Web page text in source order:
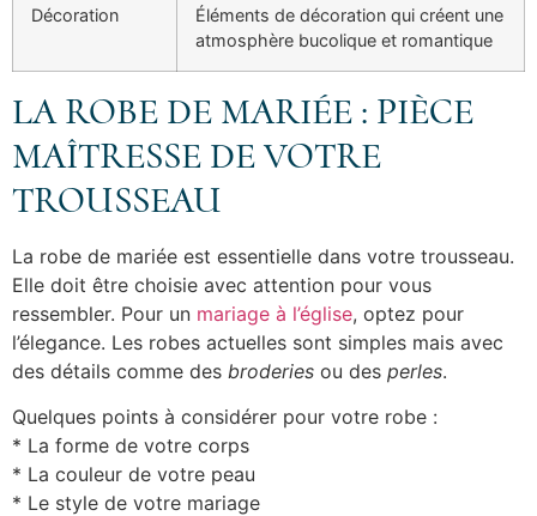
Décoration
Éléments de décoration qui créent une
atmosphère bucolique et romantique
LA ROBE DE MARIÉE : PIÈCE
MAÎTRESSE DE VOTRE
TROUSSEAU
La robe de mariée est essentielle dans votre trousseau.
Elle doit être choisie avec attention pour vous
ressembler. Pour un mariage à l’église, optez pour
l’élegance. Les robes actuelles sont simples mais avec
des détails comme des broderies ou des perles.
Quelques points à considérer pour votre robe :
* La forme de votre corps
* La couleur de votre peau
* Le style de votre mariage